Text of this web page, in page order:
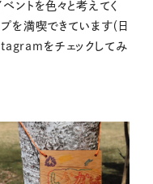
ントを色々と考えてく
を満喫できています（日
をチェックしてみ